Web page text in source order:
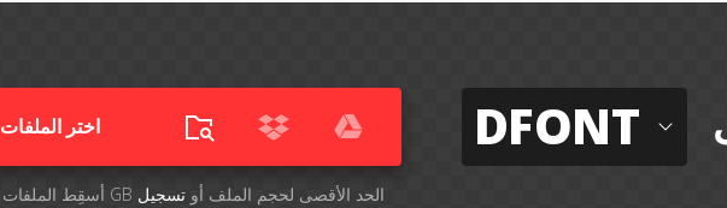
اختر الملفات
أسقِط الملفات هنا. 1 GB الحد الأقصى لحجم الملف أوتسجيل
DFONT